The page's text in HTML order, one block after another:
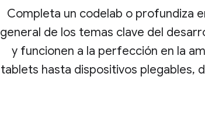
Completa un codelab o profundiza
general de los temas clave del
y funcionen a la perfección en la
tablets hasta dispositivos plegables,